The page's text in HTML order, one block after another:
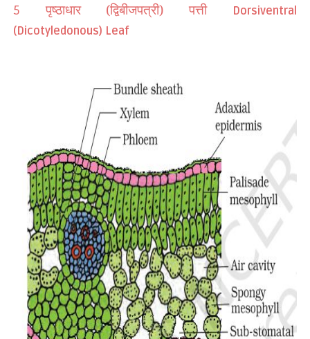
5 पृष्ठाधार (द्विबीजपत्री) पत्ती
Dorsiventral
(Dicotyledonous) Leaf